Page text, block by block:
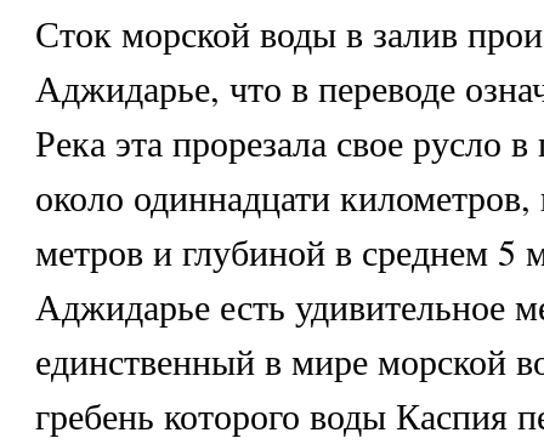
Сток морской воды в залив
Аджидарье, что в переводе
Река эта прорезала свое русло
около одиннадцати
метров и глубиной в среднем 5
Аджидарье есть удивительное
единственный в мире морской
гребень которого воды Каспия